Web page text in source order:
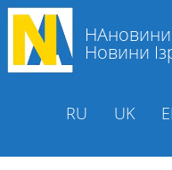
НАновини
Новини
RU UK